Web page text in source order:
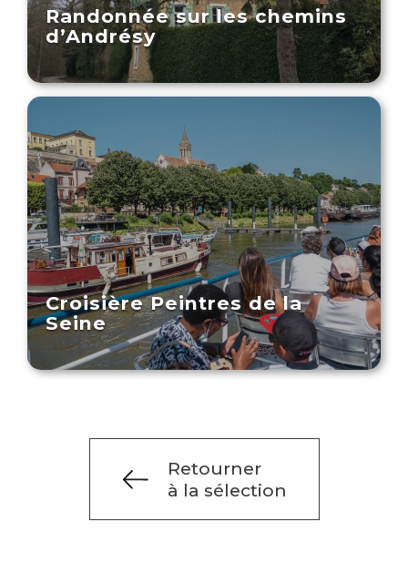
Randonnée sur les chemins
d’Andrésy
Croisière Peintres de la
Seine
Retourner
à la sélection